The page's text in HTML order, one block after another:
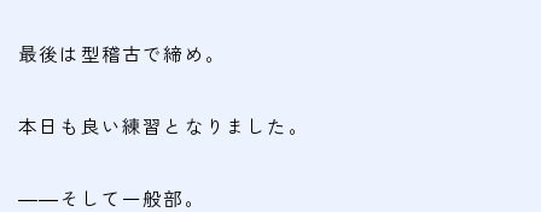
最後は型稽古で締め。
本日も良い練習となりました。
――そして一般部。